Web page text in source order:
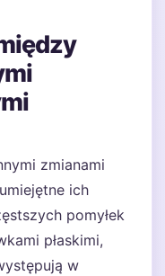
zmianami
ich
pomyłek
płaskimi,
w